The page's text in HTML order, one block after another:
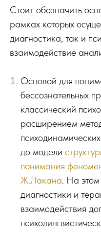
Стоит обозначить
рамках которых
диагностика, так и
взаимодействие
Основой для
бессознательных
классический
расширением
до модели
понимания
Ж.Лакана. На
диагностики и
взаимодействия